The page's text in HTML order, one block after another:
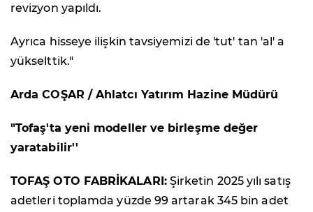
revizyon yapıldı.
Ayrıca hisseye ilişkin tavsiyemizi de 'tut' tan 'al' a
yükselttik."
Arda COŞAR / Ahlatcı Yatırım Hazine Müdürü
"Tofaş'ta yeni modeller ve birleşme değer
yaratabilir''
TOFAŞ OTO FABRİKALARI:Şirketin 2025 yılı satış
adetleri toplamda yüzde 99 artarak 345 bin adet